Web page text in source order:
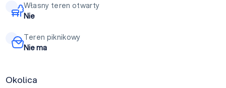
Własny teren otwarty
Nie
Teren piknikowy
Nie ma
Okolica